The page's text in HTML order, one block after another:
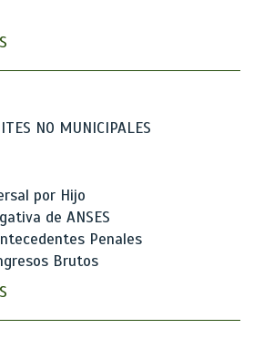
NO MUNICIPALES
por Hijo
de ANSES
Penales
Brutos